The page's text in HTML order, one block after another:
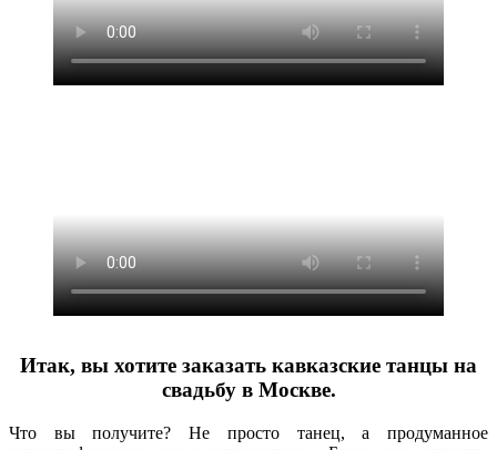
Итак, вы хотите заказать кавказские танцы на
свадьбу в Москве.
Что вы получите? Не просто танец, а продуманное